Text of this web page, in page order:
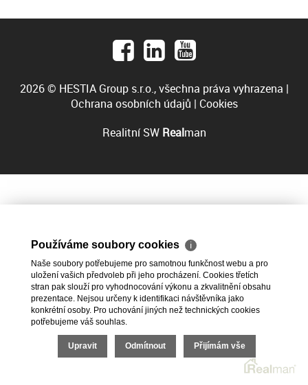
2026 © HESTIA Group s.r.o., všechna práva vyhrazena |
Ochrana osobních údajů | Cookies
Realitní SW Realman
Používáme soubory cookies ℹ
Naše soubory potřebujeme pro samotnou funkčnost webu a pro
uložení vašich předvoleb při jeho procházení. Cookies třetích
stran pak slouží pro vyhodnocování výkonu a zkvalitnění obsahu
prezentace. Nejsou určeny k identifikaci návštěvníka jako
konkrétní osoby. Pro uchování jiných než technických cookies
potřebujeme váš souhlas.
Upravit Odmítnout Přijímám vše